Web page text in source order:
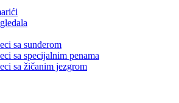
sa sunđerom
sa specijalnim penama
sa žičanim jezgrom